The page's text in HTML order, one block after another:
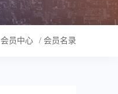
会员中心 / 会员名录